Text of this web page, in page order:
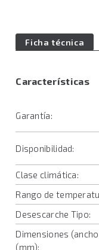
Ficha técnica
Características
Garantía:
Disponibilidad:
Clase climática:
Rango de
Desescarche Tipo:
Dimensiones
(mm):